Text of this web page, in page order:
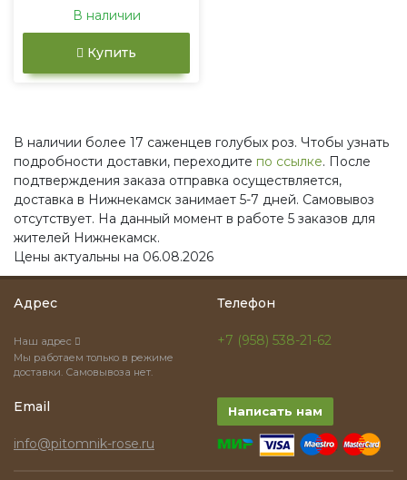
В наличии
Купить
В наличии более 17 саженцев голубых роз. Чтобы узнать
подробности доставки, переходите по ссылке. После
подтверждения заказа отправка осуществляется,
доставка в Нижнекамск занимает 5-7 дней. Самовывоз
отсутствует. На данный момент в работе 5 заказов для
жителей Нижнекамск.
Цены актуальны на 06.08.2026
Адрес
Наш адрес
Мы работаем только в режиме
доставки. Самовывоза нет.
Телефон
+7 (958) 538-21-62
Email
info@pitomnik-rose.ru
Написать нам